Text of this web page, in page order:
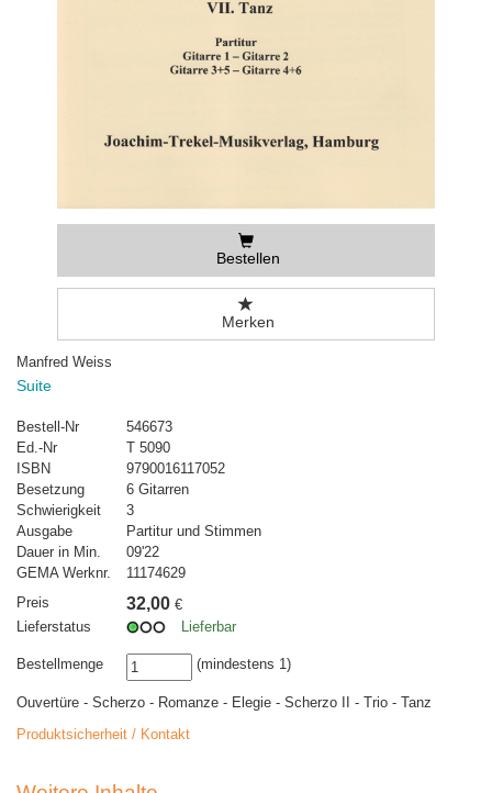
Bestellen
Merken
Manfred Weiss
Suite
Bestell-Nr
546673
Ed.-Nr
T 5090
ISBN
9790016117052
Besetzung
6 Gitarren
Schwierigkeit
3
Ausgabe
Partitur und Stimmen
Dauer in Min.
09'22
GEMA Werknr.
11174629
Preis
32,00 €
Lieferstatus
Lieferbar
Bestellmenge (mindestens 1)
Ouvertüre - Scherzo - Romanze - Elegie - Scherzo II - Trio - Tanz
Produktsicherheit / Kontakt